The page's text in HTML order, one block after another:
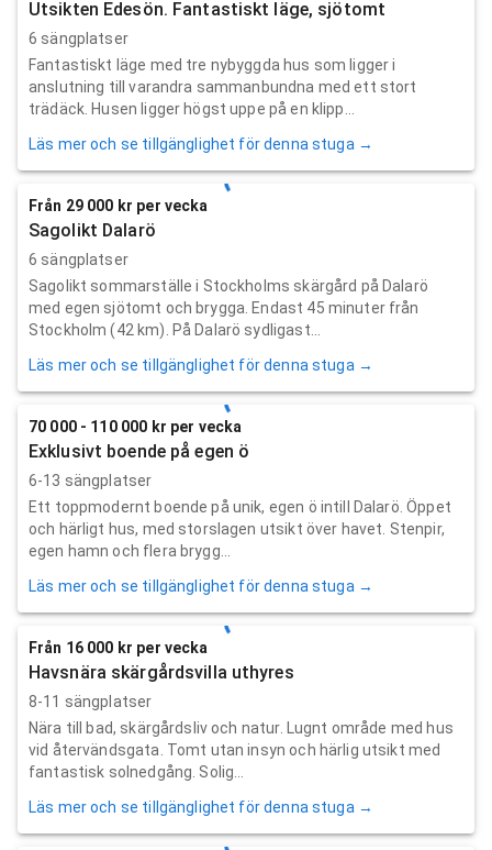
Utsikten Edesön. Fantastiskt läge, sjötomt
6 sängplatser
Fantastiskt läge med tre nybyggda hus som ligger i
anslutning till varandra sammanbundna med ett stort
trädäck. Husen ligger högst uppe på en klipp...
Läs mer och se tillgänglighet för denna stuga →
Från 29 000 kr per vecka
Sagolikt Dalarö
6 sängplatser
Sagolikt sommarställe i Stockholms skärgård på Dalarö
med egen sjötomt och brygga. Endast 45 minuter från
Stockholm (42 km). På Dalarö sydligast...
Läs mer och se tillgänglighet för denna stuga →
70 000 - 110 000 kr per vecka
Exklusivt boende på egen ö
6-13 sängplatser
Ett toppmodernt boende på unik, egen ö intill Dalarö. Öppet
och härligt hus, med storslagen utsikt över havet. Stenpir,
egen hamn och flera brygg...
Läs mer och se tillgänglighet för denna stuga →
Från 16 000 kr per vecka
Havsnära skärgårdsvilla uthyres
8-11 sängplatser
Nära till bad, skärgårdsliv och natur. Lugnt område med hus
vid återvändsgata. Tomt utan insyn och härlig utsikt med
fantastisk solnedgång. Solig...
Läs mer och se tillgänglighet för denna stuga →